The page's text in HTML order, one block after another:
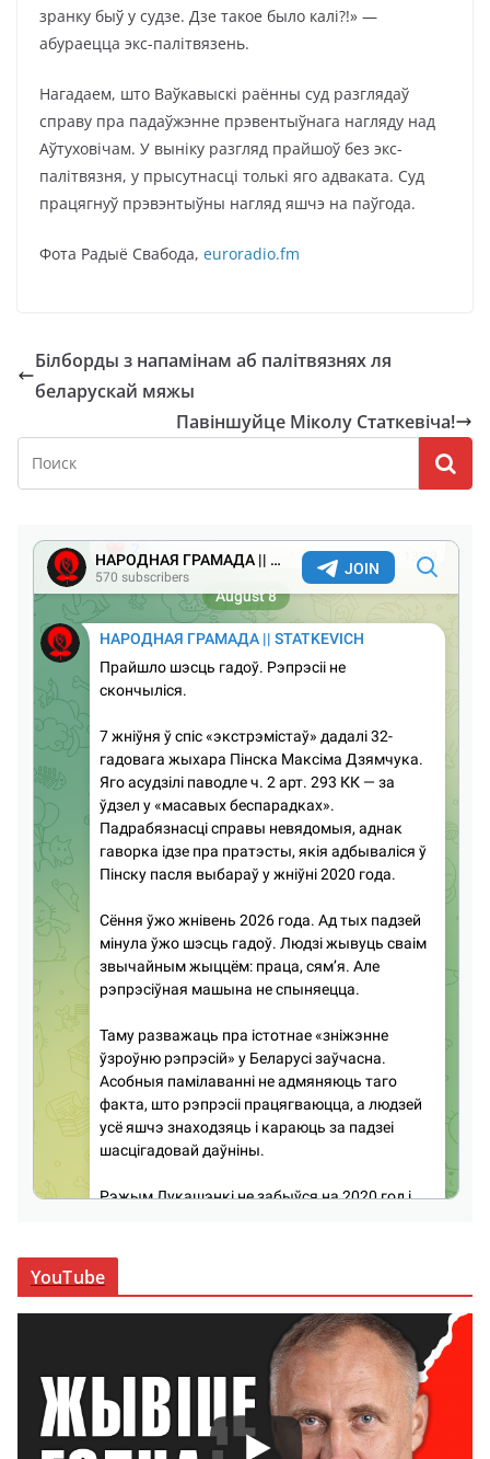
зранку быў у судзе. Дзе такое было калі?!» —
абураецца экс-палітвязень.
Нагадаем, што Ваўкавыскі раённы суд разглядаў
справу пра падаўжэнне прэвентыўнага нагляду над
Аўтуховічам. У выніку разгляд прайшоў без экс-
палітвязня, у прысутнасці толькі яго адваката. Суд
працягнуў прэвэнтыўны нагляд яшчэ на паўгода.
Фота Радыё Свабода, euroradio.fm
Білборды з напамінам аб палітвязнях ля
беларускай мяжы
Павіншуйце Міколу Статкевіча!
YouTube